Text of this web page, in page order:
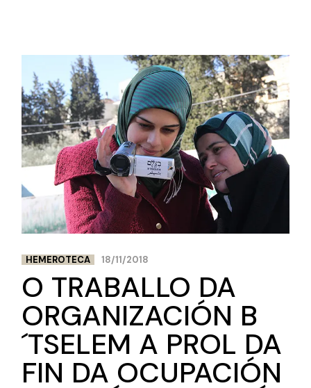
HEMEROTECA 18/11/2018
O TRABALLO DA
ORGANIZACIÓN B
´TSELEM A PROL DA
FIN DA OCUPACIÓN